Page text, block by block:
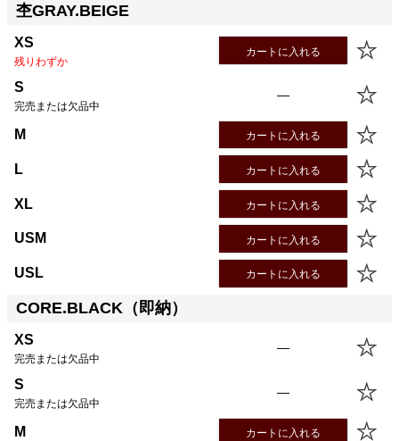
サイズ 身丈
XS
S
56.5cm46.0cm
M
46.0cm
XL
48.0cm
USL
杢GRAY.BEIGE
XS
残りわずか
カートに入れる
S
完売または欠品中
—
M カートに入れる
L カートに入れる
XL カートに入れる
USM カートに入れる
USL カートに入れる
CORE.BLACK（即納）
XS
完売または欠品中
—
S
完売または欠品中
—
M カートに入れる